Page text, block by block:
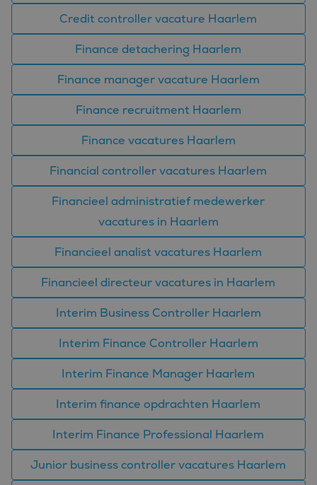
Credit controller vacature Haarlem
Finance detachering Haarlem
Finance manager vacature Haarlem
Finance recruitment Haarlem
Finance vacatures Haarlem
Financial controller vacatures Haarlem
Financieel administratief medewerker
vacatures in Haarlem
Financieel analist vacatures Haarlem
Financieel directeur vacatures in Haarlem
Interim Business Controller Haarlem
Interim Finance Controller Haarlem
Interim Finance Manager Haarlem
Interim finance opdrachten Haarlem
Interim Finance Professional Haarlem
Junior business controller vacatures Haarlem
eindgebruiker de
website gebruikt en
over eventuele
advertenties die de
eindgebruiker
mogelijk heeft gezien
voordat hij de
genoemde website
bezocht.
Microsoft
.bluefin.nl
1 dag
geassocieerd met
Microsoft Clarity
om informatie over
de sessie van de
gebruiker op te slaan
en om meerdere
paginaweergaven te
combineren tot één
doeleinden.
MUID
Microsoft
Corporation
.bing.com
1 jaar
Deze cookie wordt
veel gebruikt door
een unieke
door ingesloten
aangenomen dat het
Microsoft-domeinen,
kunnen worden
gevolgd.
SM
.c.clarity.ms Sessie
Dit is een Microsoft
MSN 1st party cookie
het gebruik van de
website voor interne